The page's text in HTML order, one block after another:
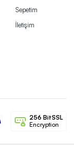
Sepetim
İletişim
256 BitSSL
Encryption